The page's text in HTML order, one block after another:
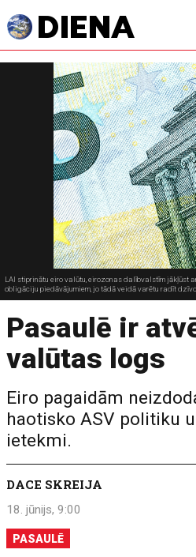
LAI stiprinātu eiro valūtu, eirozonas dalībvalstīm jākļūst
obligāciju piedāvājumiem, jo tādā veidā varētu radīt
Pasaulē ir
valūtas logs
Eiro pagaidām
haotisko ASV politiku
ietekmi.
DACE SKREIJA
18. jūnijs, 9:00
PASAULĒ